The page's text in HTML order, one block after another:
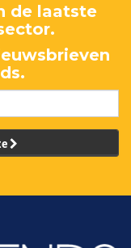
de laatste